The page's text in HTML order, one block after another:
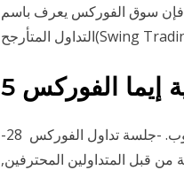
فإن سوق الفوركس يعرف باسم
إيما الفوركس
-ارتفاع السيولة وانخفاض تكاليف المعاملات -استراتيجية لندن صباح الهروب. -جلسة تداول الفوركس 28
من قبل المتداولين المحترفين,